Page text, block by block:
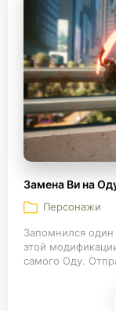
Замена Ви на
Персонажи
Запомнился один
этой
самого Оду.